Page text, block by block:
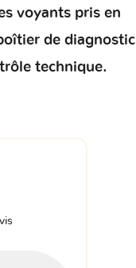
voyants pris en
de diagnostic
technique.